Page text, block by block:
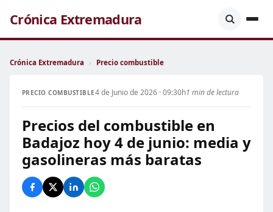
Crónica Extremadura
Crónica Extremadura › Precio combustible
PRECIO COMBUSTIBLE4 de Junio de 2026 · 09:30h1 min de lectura
Precios del combustible en
Badajoz hoy 4 de junio: media y
gasolineras más baratas